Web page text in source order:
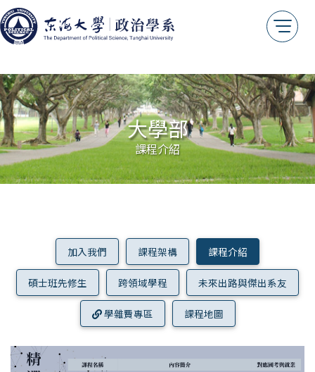
大學部
課程介紹
加入我們 課程架構 課程介紹
碩士班先修生 跨領域學程 未來出路與傑出系友
學雜費專區 課程地圖